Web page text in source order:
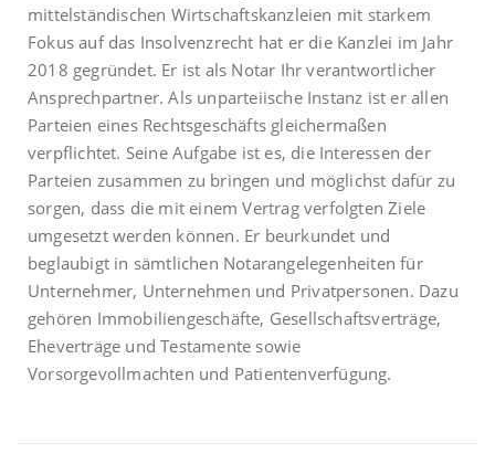
mittelständischen Wirtschaftskanzleien mit starkem
Fokus auf das Insolvenzrecht hat er die Kanzlei im Jahr
2018 gegründet. Er ist als Notar Ihr verantwortlicher
Ansprechpartner. Als unparteiische Instanz ist er allen
Parteien eines Rechtsgeschäfts gleichermaßen
verpflichtet. Seine Aufgabe ist es, die Interessen der
Parteien zusammen zu bringen und möglichst dafür zu
sorgen, dass die mit einem Vertrag verfolgten Ziele
umgesetzt werden können. Er beurkundet und
beglaubigt in sämtlichen Notarangelegenheiten für
Unternehmer, Unternehmen und Privatpersonen. Dazu
gehören Immobiliengeschäfte, Gesellschaftsverträge,
Eheverträge und Testamente sowie
Vorsorgevollmachten und Patientenverfügung.